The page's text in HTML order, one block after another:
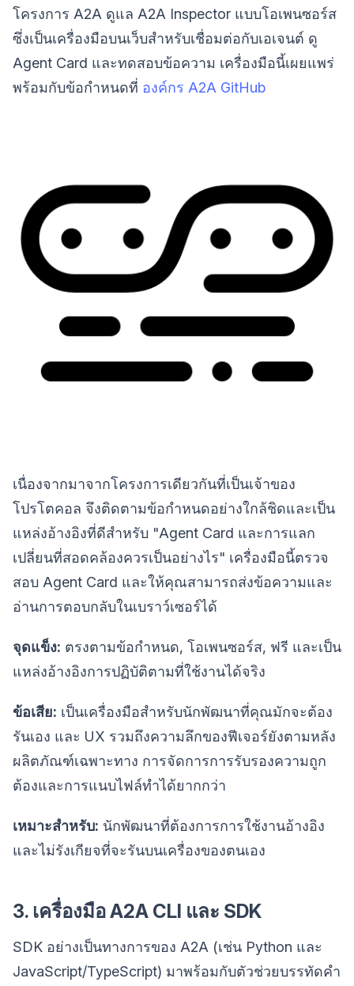
โครงการ A2A ดูแล A2A Inspector แบบโอเพนซอร์ส
ซึ่งเป็นเครื่องมือบนเว็บสำหรับเชื่อมต่อกับเอเจนต์ ดู
Agent Card และทดสอบข้อความ เครื่องมือนี้เผยแพร่
พร้อมกับข้อกำหนดที่ องค์กร A2A GitHub
เนื่องจากมาจากโครงการเดียวกันที่เป็นเจ้าของ
โปรโตคอล จึงติดตามข้อกำหนดอย่างใกล้ชิดและเป็น
แหล่งอ้างอิงที่ดีสำหรับ "Agent Card และการแลก
เปลี่ยนที่สอดคล้องควรเป็นอย่างไร" เครื่องมือนี้ตรวจ
สอบ Agent Card และให้คุณสามารถส่งข้อความและ
อ่านการตอบกลับในเบราว์เซอร์ได้
จุดแข็ง: ตรงตามข้อกำหนด, โอเพนซอร์ส, ฟรี และเป็น
แหล่งอ้างอิงการปฏิบัติตามที่ใช้งานได้จริง
ข้อเสีย: เป็นเครื่องมือสำหรับนักพัฒนาที่คุณมักจะต้อง
รันเอง และ UX รวมถึงความลึกของฟีเจอร์ยังตามหลัง
ผลิตภัณฑ์เฉพาะทาง การจัดการการรับรองความถูก
ต้องและการแนบไฟล์ทำได้ยากกว่า
เหมาะสำหรับ: นักพัฒนาที่ต้องการการใช้งานอ้างอิง
และไม่รังเกียจที่จะรันบนเครื่องของตนเอง
3. เครื่องมือ A2A CLI และ SDK
SDK อย่างเป็นทางการของ A2A (เช่น Python และ
JavaScript/TypeScript) มาพร้อมกับตัวช่วยบรรทัดคำ